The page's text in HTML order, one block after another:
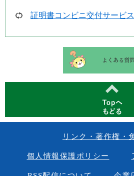
証明書コンビニ交付サービス
リンク・著作権・
個人情報保護ポリシー